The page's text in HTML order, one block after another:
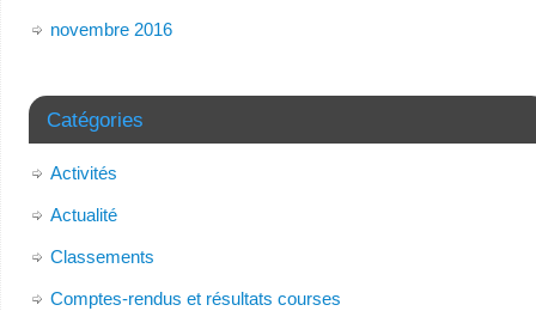
novembre 2016
Catégories
Activités
Actualité
Classements
Comptes-rendus et résultats courses